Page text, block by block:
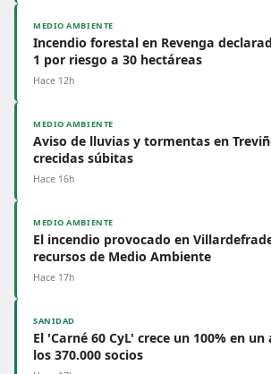
MEDIO AMBIENTE
Incendio forestal en Revenga
1 por riesgo a 30 hectáreas
Hace 12h
MEDIO AMBIENTE
Aviso de lluvias y tormentas en
crecidas súbitas
Hace 16h
MEDIO AMBIENTE
El incendio provocado en
recursos de Medio Ambiente
Hace 17h
SANIDAD
El 'Carné 60 CyL' crece un 100% en
los 370.000 socios